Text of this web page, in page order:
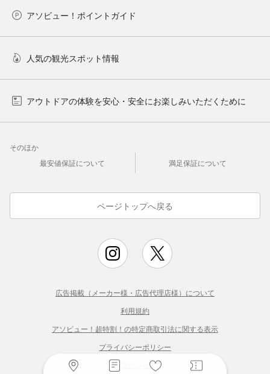
アソビュー！ポイントガイド
人気の観光スポット情報
アウトドアの体験を安心・安全にお楽しみいただくために
そのほか
最安値保証について
満足保証について
ページトップへ戻る
広告掲載（メーカー様・広告代理店様）について
利用規約
アソビュー！超特割！の特定商取引法に関する表示
プライバシーポリシー